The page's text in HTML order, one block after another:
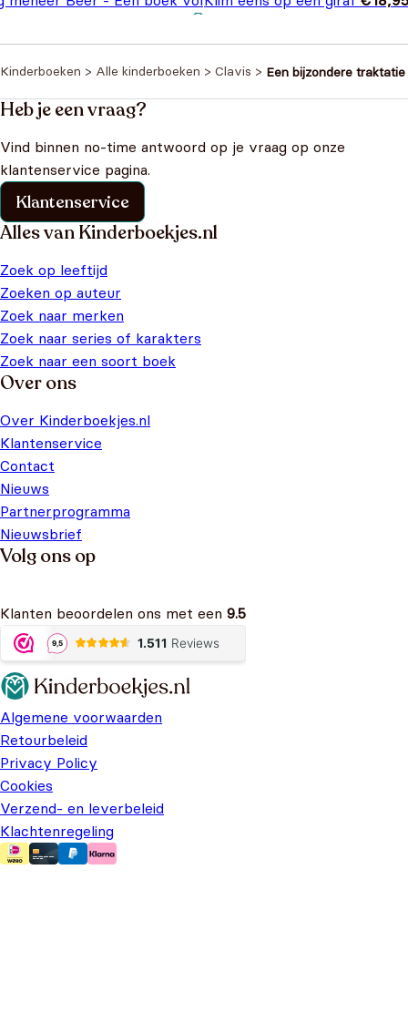
Oorspronkelijke
€18,95.
Huidige
€14,95.
Kinderboeken > Alle kinderboeken > Clavis > Een bijzondere traktatie
Heb je een vraag?
Vind binnen no-time antwoord op je vraag op onze
klantenservice pagina.
Klantenservice
Alles van Kinderboekjes.nl
Zoek op leeftijd
Zoeken op auteur
Zoek naar merken
Zoek naar series of karakters
Zoek naar een soort boek
Over ons
Over Kinderboekjes.nl
Klantenservice
Contact
Nieuws
Partnerprogramma
Nieuwsbrief
Volg ons op
Klanten beoordelen ons met een 9.5
Algemene voorwaarden
Retourbeleid
Privacy Policy
Cookies
Verzend- en leverbeleid
Klachtenregeling